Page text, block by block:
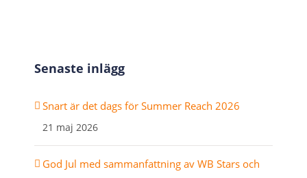
Senaste inlägg
Snart är det dags för Summer Reach 2026
21 maj 2026
God Jul med sammanfattning av WB Stars och